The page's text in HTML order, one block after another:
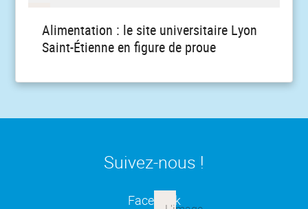
Alimentation : le site universitaire Lyon
Saint-Étienne en figure de proue
Suivez-nous !
Facebook
(ouverture dans une